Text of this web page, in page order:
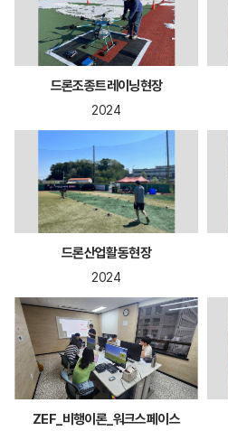
드론조종트레이닝현장
2024
드론산업활동현장
2024
ZEF_비행이론_워크스페이스